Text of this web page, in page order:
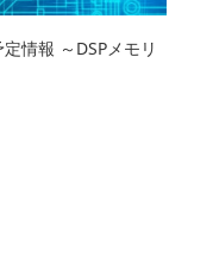
情報 ～DSPメモリ